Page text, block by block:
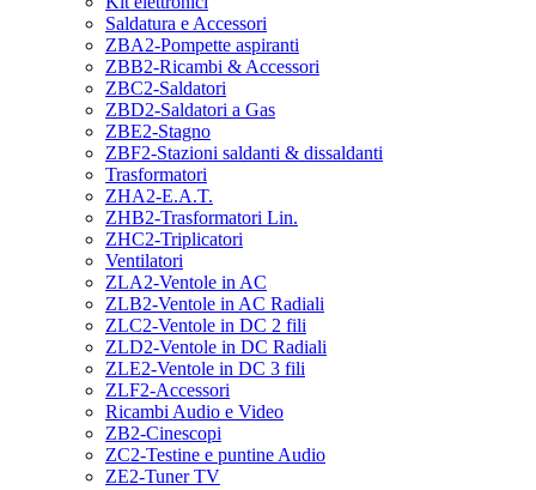
Saldatura e Accessori
ZBA2-Pompette aspiranti
ZBB2-Ricambi & Accessori
ZBC2-Saldatori
ZBD2-Saldatori a Gas
ZBE2-Stagno
ZBF2-Stazioni saldanti & dissaldanti
Trasformatori
ZHA2-E.A.T.
ZHB2-Trasformatori Lin.
ZHC2-Triplicatori
Ventilatori
ZLA2-Ventole in AC
ZLB2-Ventole in AC Radiali
ZLC2-Ventole in DC 2 fili
ZLD2-Ventole in DC Radiali
ZLE2-Ventole in DC 3 fili
ZLF2-Accessori
Ricambi Audio e Video
ZB2-Cinescopi
ZC2-Testine e puntine Audio
ZE2-Tuner TV